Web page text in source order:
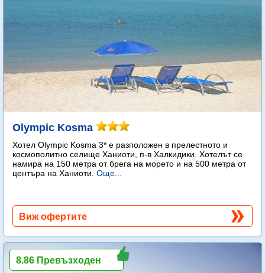
Olympic Kosma
Хотел Olympic Kosma 3* е разположен в прелестното и
космополитно селище Ханиоти, п-в Халкидики. Хотелът се
намира на 150 метра от брега на морето и на 500 метра от
центъра на Ханиоти. Още...
Виж офертите
8.86 Превъзходен